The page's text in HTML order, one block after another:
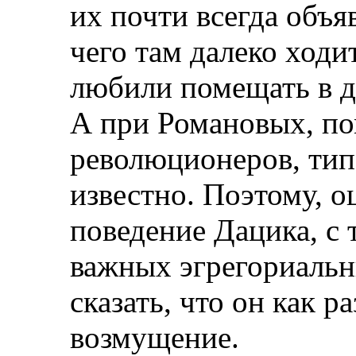
их почти всегда
чего там далеко
любили помещать в
А при Романовых,
революционеров,
известно. Поэтому,
поведение Дацика, с
важных
сказать, что он как
возмущение.